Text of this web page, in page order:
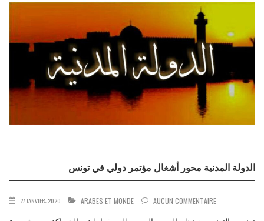
الدولة المدنية محور أشغال مؤتمر دولي في تونس
27 JANVIER، 2020 ARABES ET MONDE AUCUN COMMENTAIRE